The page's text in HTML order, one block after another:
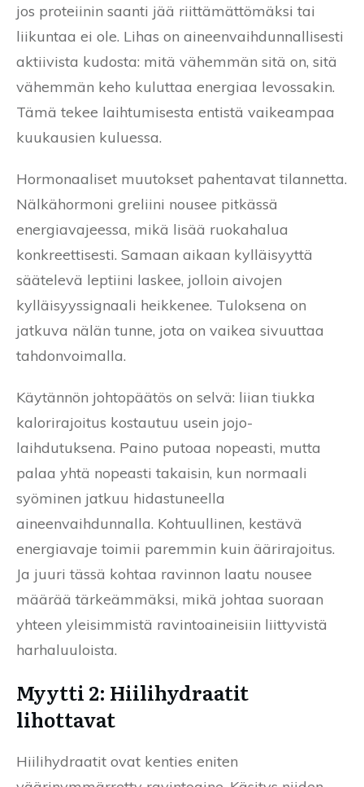
jos proteiinin saanti jää riittämättömäksi tai
liikuntaa ei ole. Lihas on aineenvaihdunnallisesti
aktiivista kudosta: mitä vähemmän sitä on, sitä
vähemmän keho kuluttaa energiaa levossakin.
Tämä tekee laihtumisesta entistä vaikeampaa
kuukausien kuluessa.
Hormonaaliset muutokset pahentavat tilannetta.
Nälkähormoni greliini nousee pitkässä
energiavajeessa, mikä lisää ruokahalua
konkreettisesti. Samaan aikaan kylläisyyttä
säätelevä leptiini laskee, jolloin aivojen
kylläisyyssignaali heikkenee. Tuloksena on
jatkuva nälän tunne, jota on vaikea sivuuttaa
tahdonvoimalla.
Käytännön johtopäätös on selvä: liian tiukka
kalorirajoitus kostautuu usein jojo-
laihdutuksena. Paino putoaa nopeasti, mutta
palaa yhtä nopeasti takaisin, kun normaali
syöminen jatkuu hidastuneella
aineenvaihdunnalla. Kohtuullinen, kestävä
energiavaje toimii paremmin kuin äärirajoitus.
Ja juuri tässä kohtaa ravinnon laatu nousee
määrää tärkeämmäksi, mikä johtaa suoraan
yhteen yleisimmistä ravintoaineisiin liittyvistä
harhaluuloista.
Myytti 2: Hiilihydraatit
lihottavat
Hiilihydraatit ovat kenties eniten